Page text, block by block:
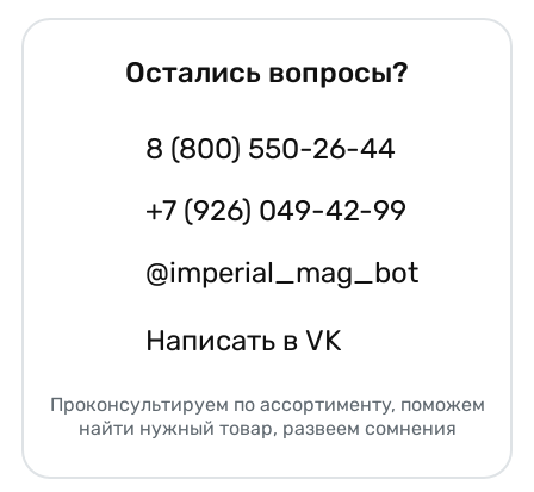
Остались вопросы?
8 (800) 550-26-44
+7 (926) 049-42-99
@imperial_mag_bot
Написать в VK
Проконсультируем по ассортименту, поможем
найти нужный товар, развеем сомнения